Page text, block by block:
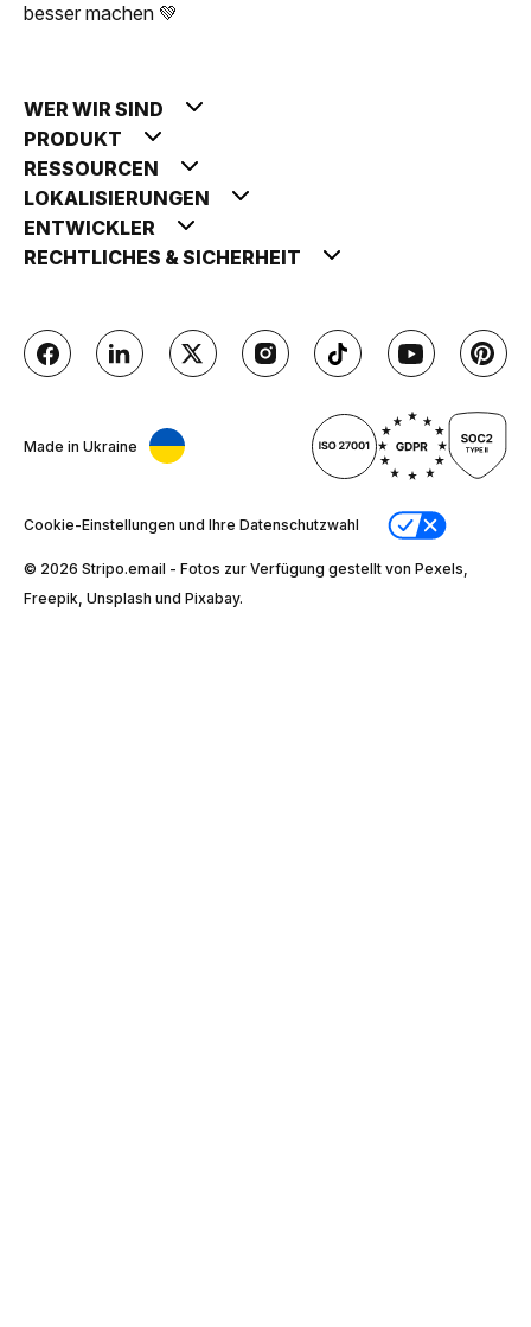
besser machen 💚
WER WIR SIND
PRODUKT
RESSOURCEN
LOKALISIERUNGEN
ENTWICKLER
RECHTLICHES & SICHERHEIT
Made in Ukraine
Cookie-Einstellungen und Ihre Datenschutzwahl
© 2026 Stripо.email - Fotos zur Verfügung gestellt von Pexels,
Freepik, Unsplash und Pixabay.